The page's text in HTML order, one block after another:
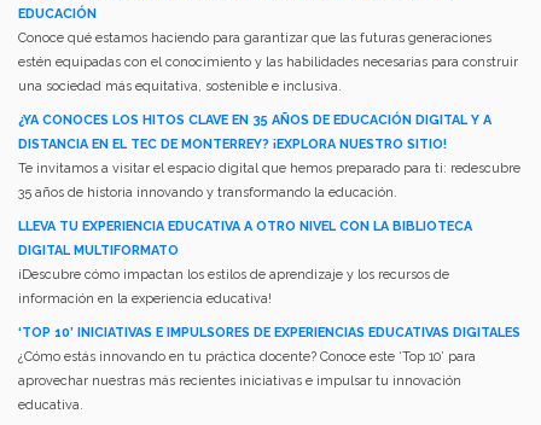
EDUCACIÓN
Conoce qué estamos haciendo para garantizar que las futuras generaciones
estén equipadas con el conocimiento y las habilidades necesarias para construir
una sociedad más equitativa, sostenible e inclusiva.
¿YA CONOCES LOS HITOS CLAVE EN 35 AÑOS DE EDUCACIÓN DIGITAL Y A
DISTANCIA EN EL TEC DE MONTERREY? ¡EXPLORA NUESTRO SITIO!
Te invitamos a visitar el espacio digital que hemos preparado para ti: redescubre
35 años de historia innovando y transformando la educación.
LLEVA TU EXPERIENCIA EDUCATIVA A OTRO NIVEL CON LA BIBLIOTECA
DIGITAL MULTIFORMATO
¡Descubre cómo impactan los estilos de aprendizaje y los recursos de
información en la experiencia educativa!
‘TOP 10’ INICIATIVAS E IMPULSORES DE EXPERIENCIAS EDUCATIVAS DIGITALES
¿Cómo estás innovando en tu práctica docente? Conoce este ‘Top 10’ para
aprovechar nuestras más recientes iniciativas e impulsar tu innovación
educativa.